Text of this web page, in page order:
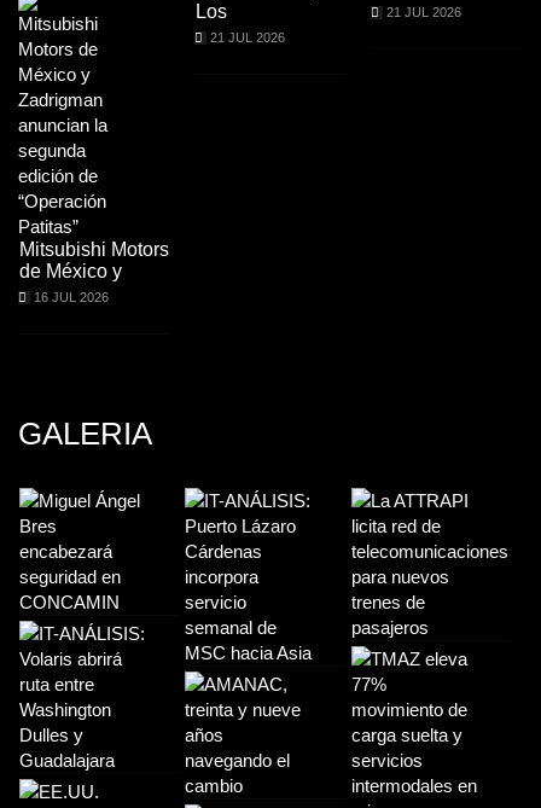
Mitsubishi Motors
de México y
16 JUL 2026
Los
21 JUL 2026
21 JUL 2026
GALERIA